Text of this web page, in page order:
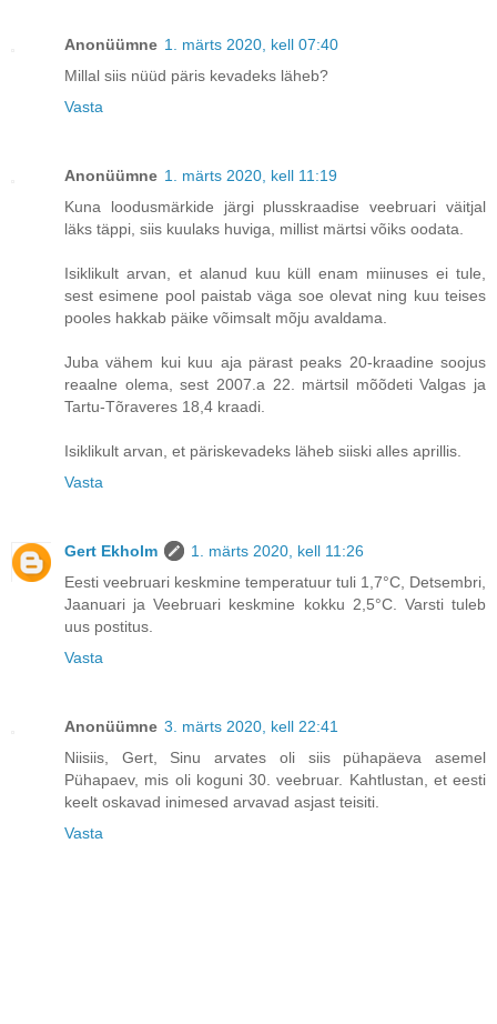
Anonüümne 1. märts 2020, kell 07:40
Millal siis nüüd päris kevadeks läheb?
Vasta
Anonüümne 1. märts 2020, kell 11:19
Kuna loodusmärkide järgi plusskraadise veebruari väitjal
läks täppi, siis kuulaks huviga, millist märtsi võiks oodata.
Isiklikult arvan, et alanud kuu küll enam miinuses ei tule,
sest esimene pool paistab väga soe olevat ning kuu teises
pooles hakkab päike võimsalt mõju avaldama.
Juba vähem kui kuu aja pärast peaks 20-kraadine soojus
reaalne olema, sest 2007.a 22. märtsil mõõdeti Valgas ja
Tartu-Tõraveres 18,4 kraadi.
Isiklikult arvan, et päriskevadeks läheb siiski alles aprillis.
Vasta
Gert Ekholm
1. märts 2020, kell 11:26
Eesti veebruari keskmine temperatuur tuli 1,7°C, Detsembri,
Jaanuari ja Veebruari keskmine kokku 2,5°C. Varsti tuleb
uus postitus.
Vasta
Anonüümne 3. märts 2020, kell 22:41
Niisiis, Gert, Sinu arvates oli siis pühapäeva asemel
Pühapaev, mis oli koguni 30. veebruar. Kahtlustan, et eesti
keelt oskavad inimesed arvavad asjast teisiti.
Vasta